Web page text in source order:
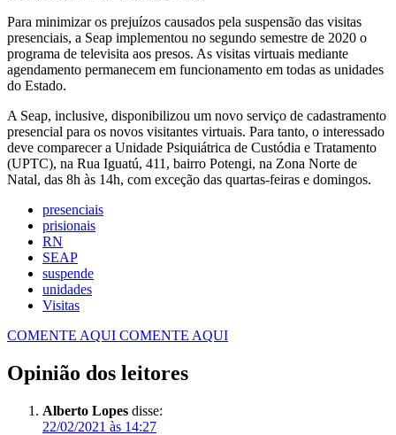
Para minimizar os prejuízos causados pela suspensão das visitas
presenciais, a Seap implementou no segundo semestre de 2020 o
programa de televisita aos presos. As visitas virtuais mediante
agendamento permanecem em funcionamento em todas as unidades
do Estado.
A Seap, inclusive, disponibilizou um novo serviço de cadastramento
presencial para os novos visitantes virtuais. Para tanto, o interessado
deve comparecer a Unidade Psiquiátrica de Custódia e Tratamento
(UPTC), na Rua Iguatú, 411, bairro Potengi, na Zona Norte de
Natal, das 8h às 14h, com exceção das quartas-feiras e domingos.
presenciais
prisionais
RN
SEAP
suspende
unidades
Visitas
COMENTE AQUI COMENTE AQUI
Opinião dos leitores
Alberto Lopes disse:
22/02/2021 às 14:27